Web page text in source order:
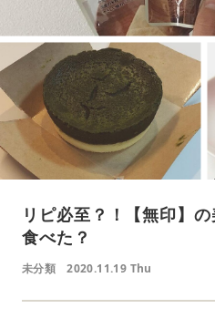
リピ必至？！【無印】
食べた？
未分類 2020.11.19 Thu